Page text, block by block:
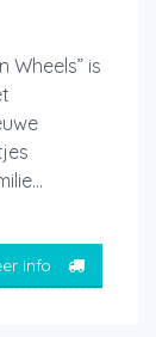
Wheels” is
info